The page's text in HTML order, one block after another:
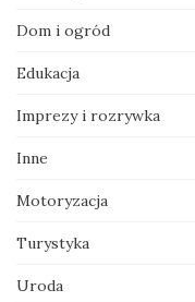
Dom i ogród
Edukacja
Imprezy i rozrywka
Inne
Motoryzacja
Turystyka
Uroda